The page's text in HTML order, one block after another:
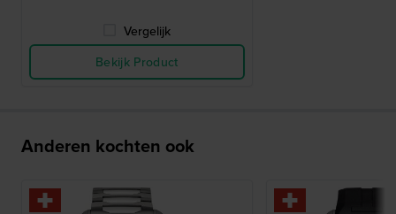
Vergelijk
Bekijk Product
Anderen kochten ook